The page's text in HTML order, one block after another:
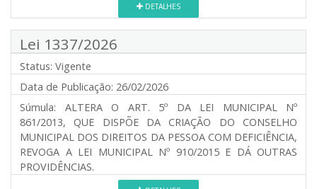
DETALHES
Lei 1337/2026
Status: Vigente
Data de Publicação: 26/02/2026
Súmula: ALTERA O ART. 5º DA LEI MUNICIPAL Nº
861/2013, QUE DISPÕE DA CRIAÇÃO DO CONSELHO
MUNICIPAL DOS DIREITOS DA PESSOA COM DEFICIÊNCIA,
REVOGA A LEI MUNICIPAL Nº 910/2015 E DÁ OUTRAS
PROVIDÊNCIAS.